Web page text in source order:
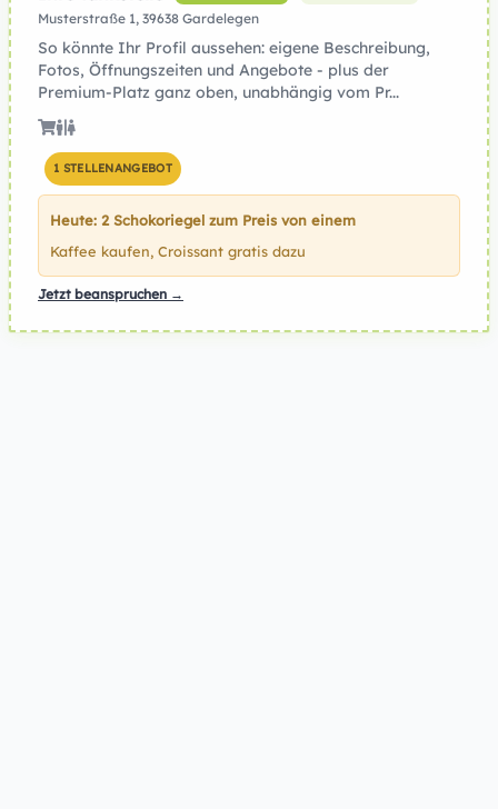
Musterstraße 1, 39638 Gardelegen
So könnte Ihr Profil aussehen: eigene Beschreibung,
Fotos, Öffnungszeiten und Angebote - plus der
Premium-Platz ganz oben, unabhängig vom Pr...
1 STELLENANGEBOT
Heute: 2 Schokoriegel zum Preis von einem
Kaffee kaufen, Croissant gratis dazu
Jetzt beanspruchen →